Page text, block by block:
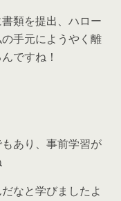
類を提出、ハロー
手元にようやく離
ですね！
あり、事前学習が
なと学びましたよ